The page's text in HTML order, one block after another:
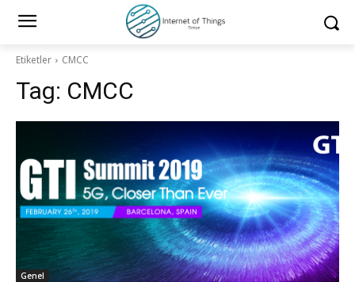
Etiketler CMCC
Tag: CMCC
Genel